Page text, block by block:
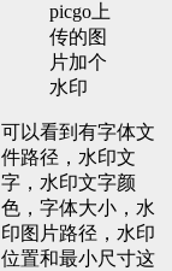
可以看到有字体文
件路径，水印文
字，水印文字颜
色，字体大小，水
印图片路径，水印
位置和最小尺寸这